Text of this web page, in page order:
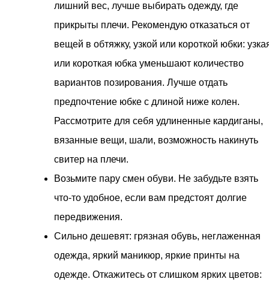
лишний вес, лучше выбирать одежду, где
прикрыты плечи. Рекомендую отказаться от
вещей в обтяжку, узкой или короткой юбки:
или короткая юбка уменьшают количество
вариантов позирования. Лучше отдать
предпочтение юбке с длиной ниже колен.
Рассмотрите для себя удлиненные кардиганы,
вязанные вещи, шали, возможность накинуть
свитер на плечи.
Возьмите пару смен обуви. Не забудьте взять
что-то удобное, если вам предстоят долгие
передвижения.
Сильно дешевят: грязная обувь, неглаженная
одежда, яркий маникюр, яркие принты на
одежде. Откажитесь от слишком ярких цветов: